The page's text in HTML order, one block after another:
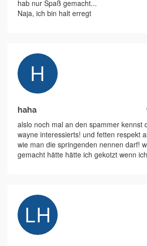
hab nur Spaß gemacht...
Naja, ich bin halt erregt
haha
alslo noch mal an den spammer kennst
wayne interessierts! und fetten respekt
wie man die springenden nennen darf!
gemacht hätte hätte ich gekotzt wenn